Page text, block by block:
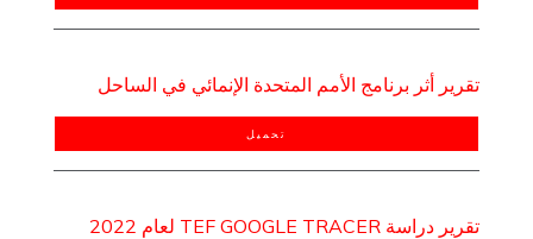
تقرير أثر برنامج الأمم المتحدة الإنمائي في الساحل
تحميل
تقرير دراسة TEF GOOGLE TRACER لعام 2022